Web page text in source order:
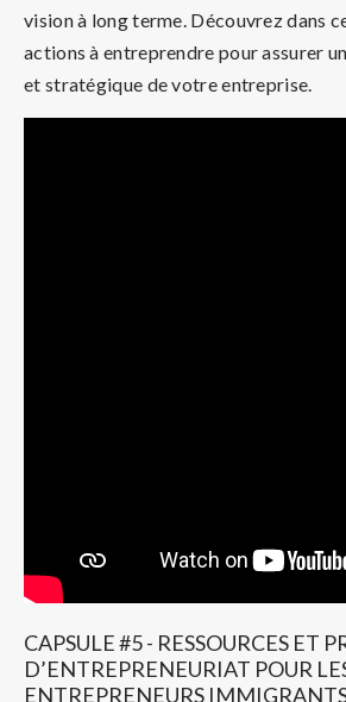
vision à long terme. Découvrez dans
actions à entreprendre pour assurer
et stratégique de votre entreprise.
CAPSULE #5 - RESSOURCES ET
D’ENTREPRENEURIAT POUR
ENTREPRENEURS